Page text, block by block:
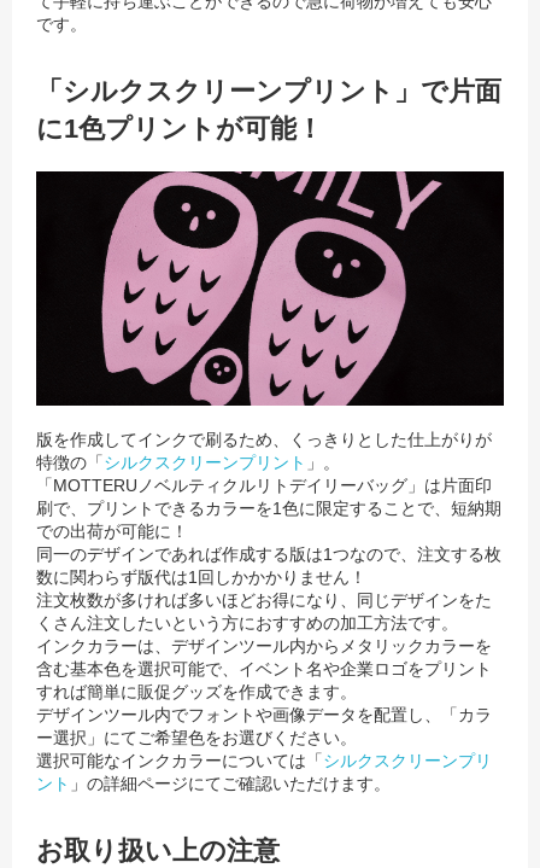
です。
「シルクスクリーンプリント」で片面
に1色プリントが可能！
版を作成してインクで刷るため、くっきりとした仕上がりが
特徴の「シルクスクリーンプリント 」。
「MOTTERUノベルティクルリトデイリーバッグ」は片面印
刷で、プリントできるカラーを1色に限定することで、短納期
での出荷が可能に！
同一のデザインであれば作成する版は1つなので、注文する枚
数に関わらず版代は1回しかかかりません！
注文枚数が多ければ多いほどお得になり、同じデザインをた
くさん注文したいという方におすすめの加工方法です。
インクカラーは、デザインツール内からメタリックカラーを
含む基本色を選択可能で、イベント名や企業ロゴをプリント
すれば簡単に販促グッズを作成できます。
デザインツール内でフォントや画像データを配置し、「カラ
ー選択」にてご希望色をお選びください。
選択可能なインクカラーについては「シルクスクリーンプリ
ント 」の詳細ページにてご確認いただけます。
お取り扱い上の注意